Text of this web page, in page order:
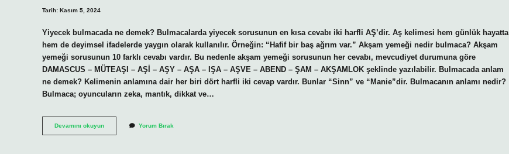
Tarih: Kasım 5, 2024
Yiyecek bulmacada ne demek? Bulmacalarda yiyecek sorusunun en kısa cevabı iki harfli AŞ’dir. Aş kelimesi hem günlük hayatta
hem de deyimsel ifadelerde yaygın olarak kullanılır. Örneğin: “Hafif bir baş ağrım var.” Akşam yemeği nedir bulmaca? Akşam
yemeği sorusunun 10 farklı cevabı vardır. Bu nedenle akşam yemeği sorusunun her cevabı, mevcudiyet durumuna göre
DAMASCUS – MÜTEAŞI – AŞİ – AŞY – AŞA – IŞA – AŞVE – ABEND – ŞAM – AKŞAMLOK şeklinde yazılabilir. Bulmacada anlam
ne demek? Kelimenin anlamına dair her biri dört harfli iki cevap vardır. Bunlar “Sinn” ve “Manie”dir. Bulmacanın anlamı nedir?
Bulmaca; oyuncuların zeka, mantık, dikkat ve…
Devamını okuyunBulmacada
Yemek
Yorum Bırak